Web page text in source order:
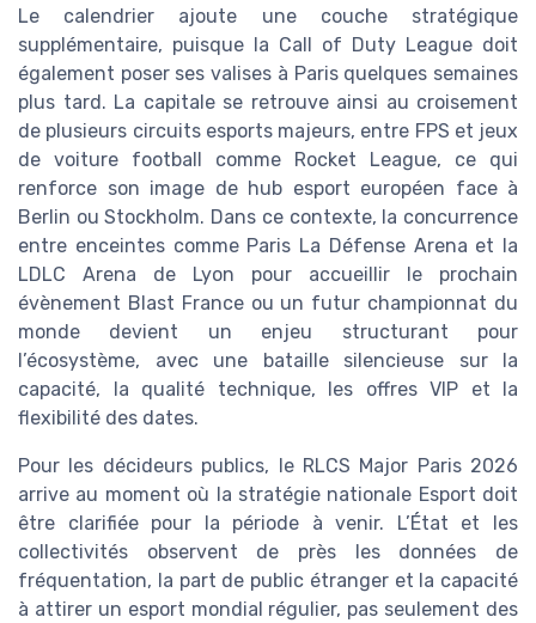
Le calendrier ajoute une couche stratégique
supplémentaire, puisque la Call of Duty League doit
également poser ses valises à Paris quelques semaines
plus tard. La capitale se retrouve ainsi au croisement
de plusieurs circuits esports majeurs, entre FPS et jeux
de voiture football comme Rocket League, ce qui
renforce son image de hub esport européen face à
Berlin ou Stockholm. Dans ce contexte, la concurrence
entre enceintes comme Paris La Défense Arena et la
LDLC Arena de Lyon pour accueillir le prochain
évènement Blast France ou un futur championnat du
monde devient un enjeu structurant pour
l’écosystème, avec une bataille silencieuse sur la
capacité, la qualité technique, les offres VIP et la
flexibilité des dates.
Pour les décideurs publics, le RLCS Major Paris 2026
arrive au moment où la stratégie nationale Esport doit
être clarifiée pour la période à venir. L’État et les
collectivités observent de près les données de
fréquentation, la part de public étranger et la capacité
à attirer un esport mondial régulier, pas seulement des